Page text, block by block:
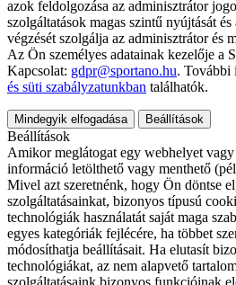
azok feldolgozása az adminisztrátor
szolgáltatások magas szintű nyújtását
végzését szolgálja az adminisztrátor és
Az Ön személyes adatainak kezelője a
Kapcsolat: gdpr@sportano.hu. További
és süti szabályzatunkban találhatók.
Mindegyik elfogadása Beállítások
Beállítások
Amikor meglátogat egy webhelyet
információ letölthető vagy menthető
Mivel azt szeretnénk, hogy Ön döntse
szolgáltatásainkat, bizonyos típusú
technológiák használatát saját maga
egyes kategóriák fejlécére, ha többet
módosíthatja beállításait. Ha elutasít
technológiákat, az nem alapvető
szolgáltatásaink bizonyos funkcióinak